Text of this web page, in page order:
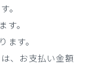
。
。
す。
、お支払い金額